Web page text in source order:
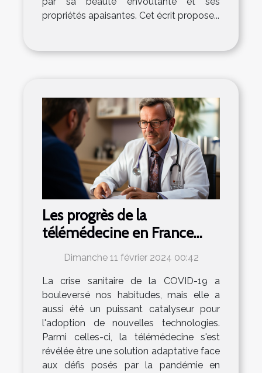
propriétés apaisantes. Cet écrit propose...
Les progrès de la
télémédecine en France
suite à la crise de la COVID-
Dimanche 11 février 2024 00:42
La crise sanitaire de la COVID-19 a
bouleversé nos habitudes, mais elle a
aussi été un puissant catalyseur pour
l'adoption de nouvelles technologies.
Parmi celles-ci, la télémédecine s'est
révélée être une solution adaptative face
aux défis posés par la pandémie en